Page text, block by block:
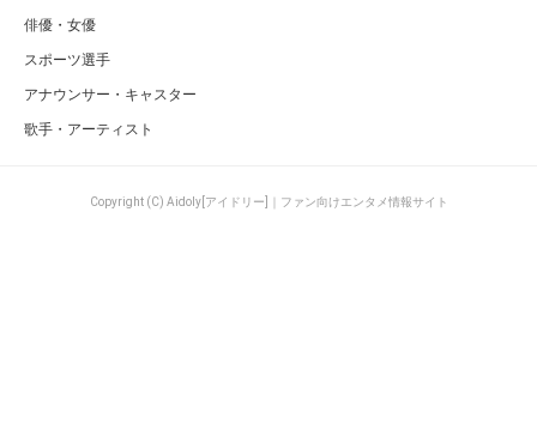
俳優・女優
スポーツ選手
アナウンサー・キャスター
歌手・アーティスト
Copyright (C) Aidoly[アイドリー]｜ファン向けエンタメ情報サイト